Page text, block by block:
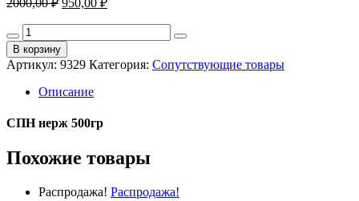
составляла
2000,00 ₽.
Количество
товара
СПН,
нержавейка,
500гр
В корзину
Артикул: 9329 Категория: Сопутствующие товары
Описание
СПН нерж 500гр
Похожие товары
Распродажа! Распродажа!